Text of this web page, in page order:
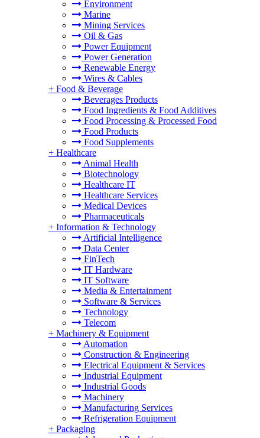
Environment
Marine
Mining Services
Oil & Gas
Power Equipment
Power Generation
Renewable Energy
Wires & Cables
+ Food & Beverage
Beverages Products
Food Ingredients & Food Additives
Food Processing & Processed Food
Food Products
Food Supplements
+ Healthcare
Animal Health
Biotechnology
Healthcare IT
Healthcare Services
Medical Devices
Pharmaceuticals
+ Information & Technology
Artificial Intelligence
Data Center
FinTech
IT Hardware
IT Software
Media & Entertainment
Software & Services
Technology
Telecom
+ Machinery & Equipment
Automation
Construction & Engineering
Electrical Equipment & Services
Industrial Equipment
Industrial Goods
Machinery
Manufacturing Services
Refrigeration Equipment
+ Packaging